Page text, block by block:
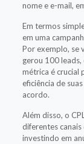
nome e e-mail,
Em termos
em uma
Por exemplo, se
gerou 100 leads,
métrica é crucial
eficiência de
acordo.
Além disso, o
diferentes
investindo em